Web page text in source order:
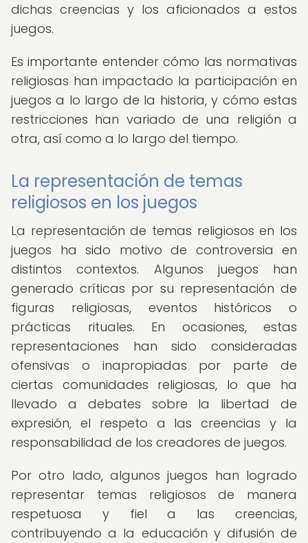
dichas creencias y los aficionados a estos
juegos.
Es importante entender cómo las normativas
religiosas han impactado la participación en
juegos a lo largo de la historia, y cómo estas
restricciones han variado de una religión a
otra, así como a lo largo del tiempo.
La representación de temas
religiosos en los juegos
La representación de temas religiosos en los
juegos ha sido motivo de controversia en
distintos contextos. Algunos juegos han
generado críticas por su representación de
figuras religiosas, eventos históricos o
prácticas rituales. En ocasiones, estas
representaciones han sido consideradas
ofensivas o inapropiadas por parte de
ciertas comunidades religiosas, lo que ha
llevado a debates sobre la libertad de
expresión, el respeto a las creencias y la
responsabilidad de los creadores de juegos.
Por otro lado, algunos juegos han logrado
representar temas religiosos de manera
respetuosa y fiel a las creencias,
contribuyendo a la educación y difusión de